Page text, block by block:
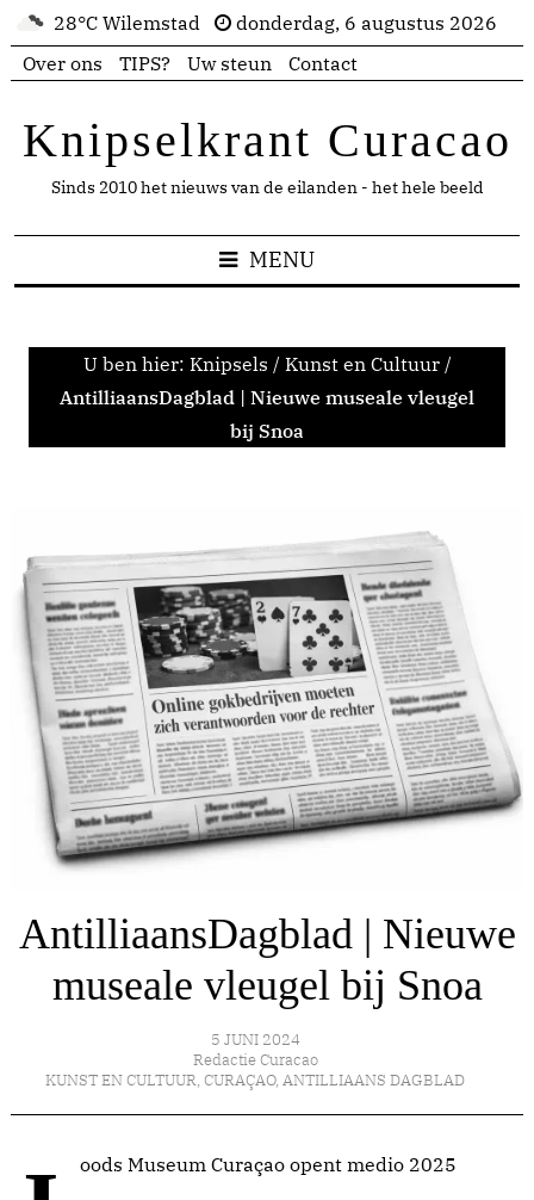
28°C Wilemstad
donderdag, 6 augustus 2026
Over ons
TIPS? Uw steun Contact
Knipselkrant Curacao
Sinds 2010 het nieuws van de eilanden - het hele beeld
MENU
U ben hier: Knipsels / Kunst en Cultuur /
AntilliaansDagblad | Nieuwe museale vleugel
bij Snoa
AntilliaansDagblad | Nieuwe
museale vleugel bij Snoa
5 JUNI 2024
Redactie Curacao
KUNST EN CULTUUR, CURAÇAO, ANTILLIAANS DAGBLAD
Joods Museum Curaçao opent medio 2025